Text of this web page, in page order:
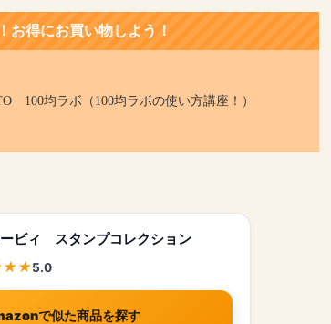
！
100均ラボ（100均ラボの使い方講座！）
ビィ スタンプコレクション
5.0
で似た商品を探す